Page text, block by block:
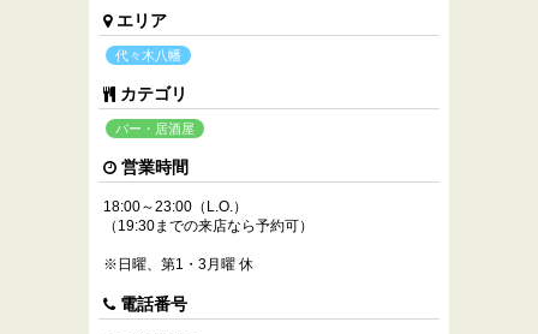
エリア
代々木八幡
カテゴリ
バー・居酒屋
営業時間
18:00～23:00（L.O.）
（19:30までの来店なら予約可）
※日曜、第1・3月曜 休
電話番号